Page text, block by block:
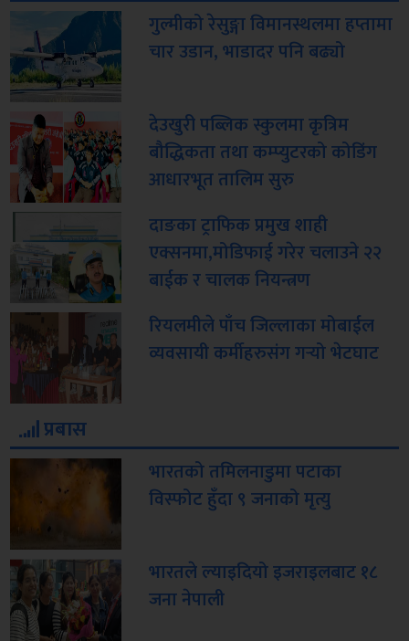
गुल्मीको रेसुङ्गा विमानस्थलमा हप्तामा
चार उडान, भाडादर पनि बढ्यो
देउखुरी पब्लिक स्कुलमा कृत्रिम
बौद्धिकता तथा कम्प्युटरको कोडिंग
आधारभूत तालिम सुरु
दाङका ट्राफिक प्रमुख शाही
एक्सनमा,मोडिफाई गरेर चलाउने २२
बाईक र चालक नियन्त्रण
रियलमीले पाँच जिल्लाका मोबाईल
व्यवसायी कर्मीहरुसंग गर्‍यो भेटघाट
प्रबास
भारतको तमिलनाडुमा पटाका
विस्फोट हुँदा ९ जनाको मृत्यु
भारतले ल्याइदियो इजराइलबाट १८
जना नेपाली